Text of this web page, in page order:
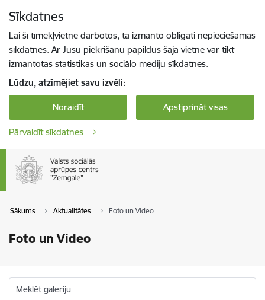
Sīkdatnes
Lai šī tīmekļvietne darbotos, tā izmanto obligāti nepieciešamās
sīkdatnes. Ar Jūsu piekrišanu papildus šajā vietnē var tikt
izmantotas statistikas un sociālo mediju sīkdatnes.
Lūdzu, atzīmējiet savu izvēli:
Noraidīt Apstiprināt visas
Pārvaldīt sīkdatnes
Sākums Aktualitātes Foto un Video
Foto un Video
Meklēt galeriju